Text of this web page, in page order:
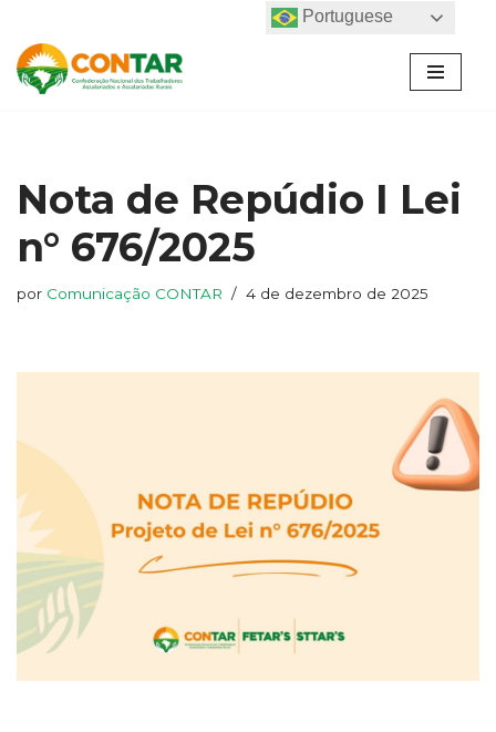
Pular
para
Nota de Repúdio I Lei
n° 676/2025
por Comunicação CONTAR 4 de dezembro de 2025
Portuguese